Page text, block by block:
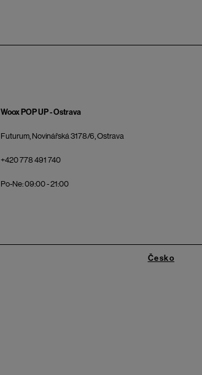
Woox POP UP - Ostrava
Futurum, Novinářská 3178/6, Ostrava
+420 778 491 740
Po-Ne: 09:00 - 21:00
Česko